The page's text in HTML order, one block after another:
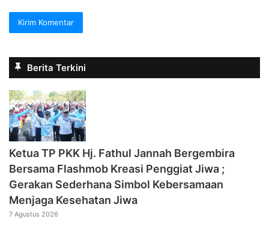
Berita Terkini
‎Ketua TP PKK Hj. Fathul Jannah Bergembira
Bersama Flashmob Kreasi Penggiat Jiwa ;
Gerakan Sederhana Simbol Kebersamaan
Menjaga Kesehatan Jiwa
7 Agustus 2026